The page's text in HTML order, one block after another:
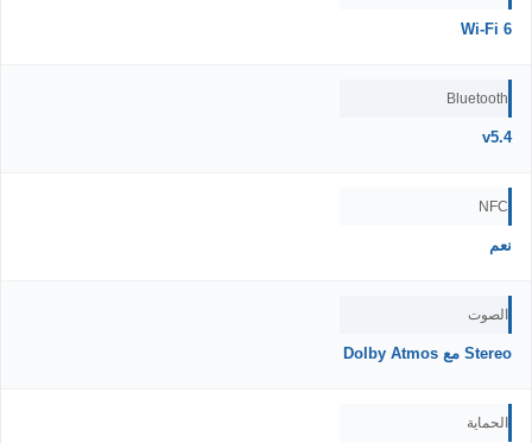
Wi-Fi 6
Bluetooth
v5.4
NFC
نعم
الصوت
Stereo مع Dolby Atmos
الحماية